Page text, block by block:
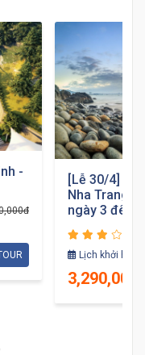
-
[Lễ 30/4] Du
Nha Trang -
ngày 3 đêm
Lịch khởi